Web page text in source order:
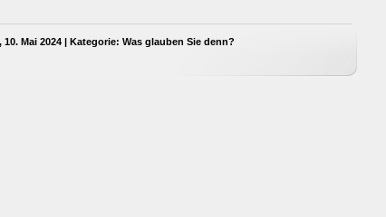
Mai 2024 | Kategorie: Was glauben Sie denn?